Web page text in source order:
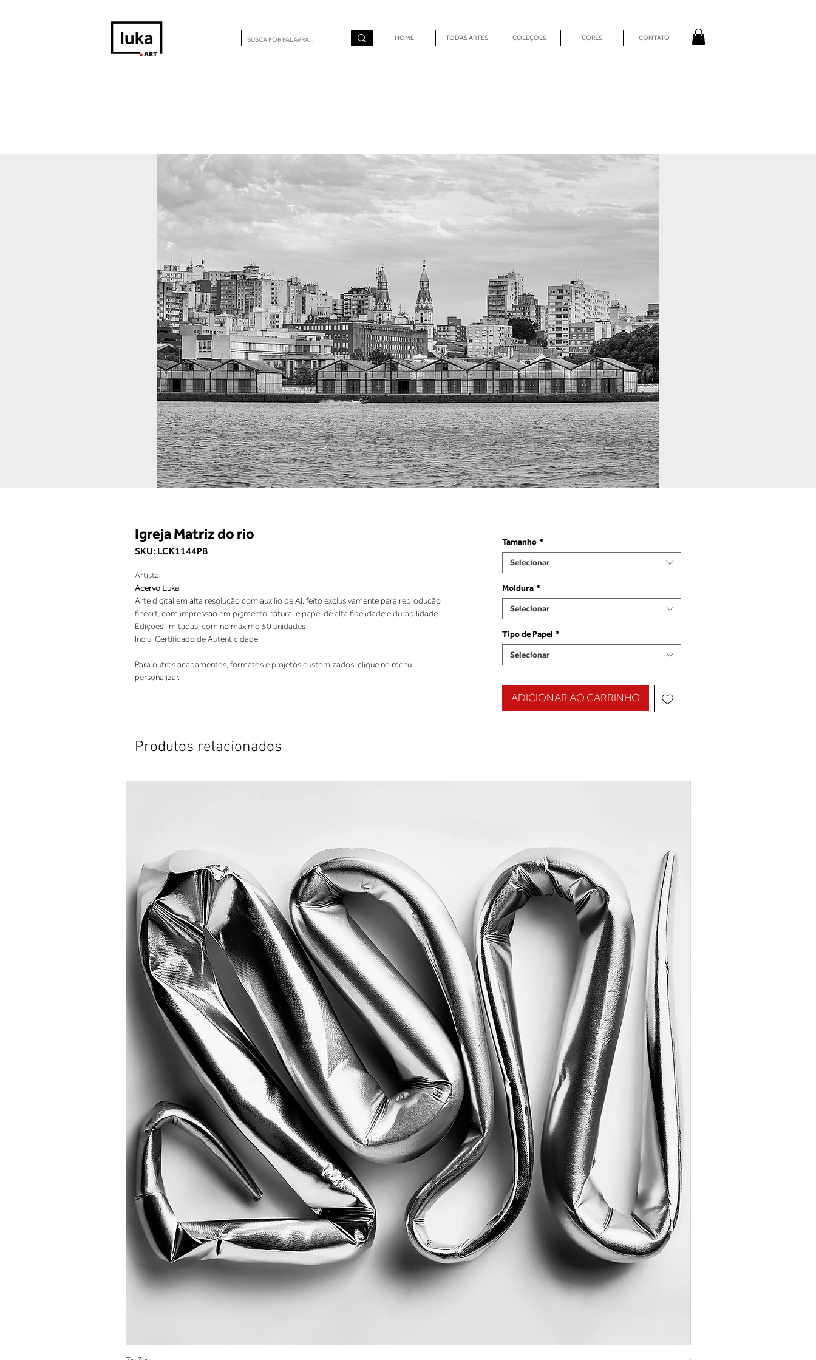
HOME TODAS ARTES COLEÇÕES CORES CONTATO
Igreja Matriz do rio
SKU: LCK1144PB
Artista:
Acervo Luka
Arte digital em alta resolucão com auxilio de AI, feito exclusivamente para reproducão
fineart, com impressão em pigmento natural e papel de alta fidelidade e durabilidade
Edições limitadas, com no máximo 50 unidades
Inclui Certificado de Autenticidade
Para outros acabamentos, formatos e projetos customizados, clique no menu
personalizar.
Tamanho *
Selecionar
Moldura *
Selecionar
Tipo de Papel *
Selecionar
ADICIONAR AO CARRINHO
Produtos relacionados